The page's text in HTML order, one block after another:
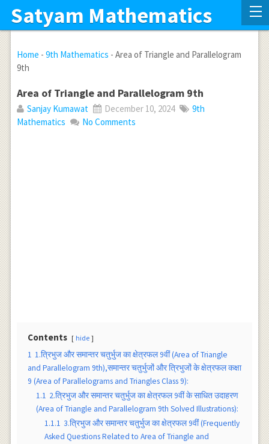
Satyam Mathematics
Home - 9th Mathematics - Area of Triangle and Parallelogram
9th
Area of Triangle and Parallelogram 9th
Sanjay Kumawat December 10, 2024
9th
Mathematics
No Comments
Contents hide
1 1.त्रिभुज और समान्तर चतुर्भुज का क्षेत्रफल 9वीं (Area of Triangle
and Parallelogram 9th),समान्तर चतुर्भुजों और त्रिभुजों के क्षेत्रफल कक्षा
9 (Area of Parallelograms and Triangles Class 9):
1.1 2.त्रिभुज और समान्तर चतुर्भुज का क्षेत्रफल 9वीं के साधित उदाहरण
(Area of Triangle and Parallelogram 9th Solved Illustrations):
1.1.1 3.त्रिभुज और समान्तर चतुर्भुज का क्षेत्रफल 9वीं (Frequently
Asked Questions Related to Area of Triangle and